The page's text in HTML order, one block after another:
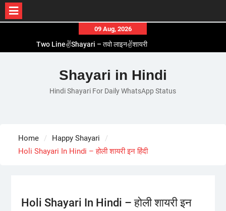
content
09 Aug, 2026
Two Line✌️Shayari – तवो लाइन✌️शायरी
Romantic Love😽Status – रोमांटिक लव😽स्टेटस
Love🥳Poetry In Hindi – लव🥳पोएट्री इन हिंदी
1 Line☝️Shayari In Hindi – १ लाइन☝️शायरी इन हिंदी
Shayari in Hindi
Hindi Shayari For Daily WhatsApp Status
Home
Happy Shayari
Holi Shayari In Hindi – होली शायरी इन हिंदी
Holi Shayari In Hindi – होली शायरी इन